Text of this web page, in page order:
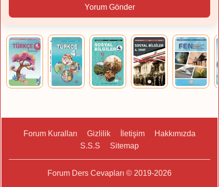
Yorum Gönder
Forum Kuralları Gizlilik İletişim
Hakkımızda
S.S.S
Sitemap
Forum Ders Cevapları © 2019-2026